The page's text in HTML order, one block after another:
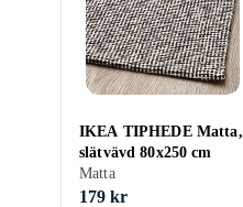
IKEA TIPHEDE Matta,
slätvävd 80x250 cm
Matta
179 kr